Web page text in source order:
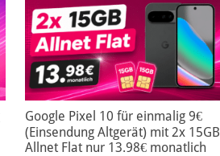
Google Pixel 10 für einmalig 9€
(Einsendung Altgerät) mit 2x 15GB
Allnet Flat nur 13.98€ monatlich